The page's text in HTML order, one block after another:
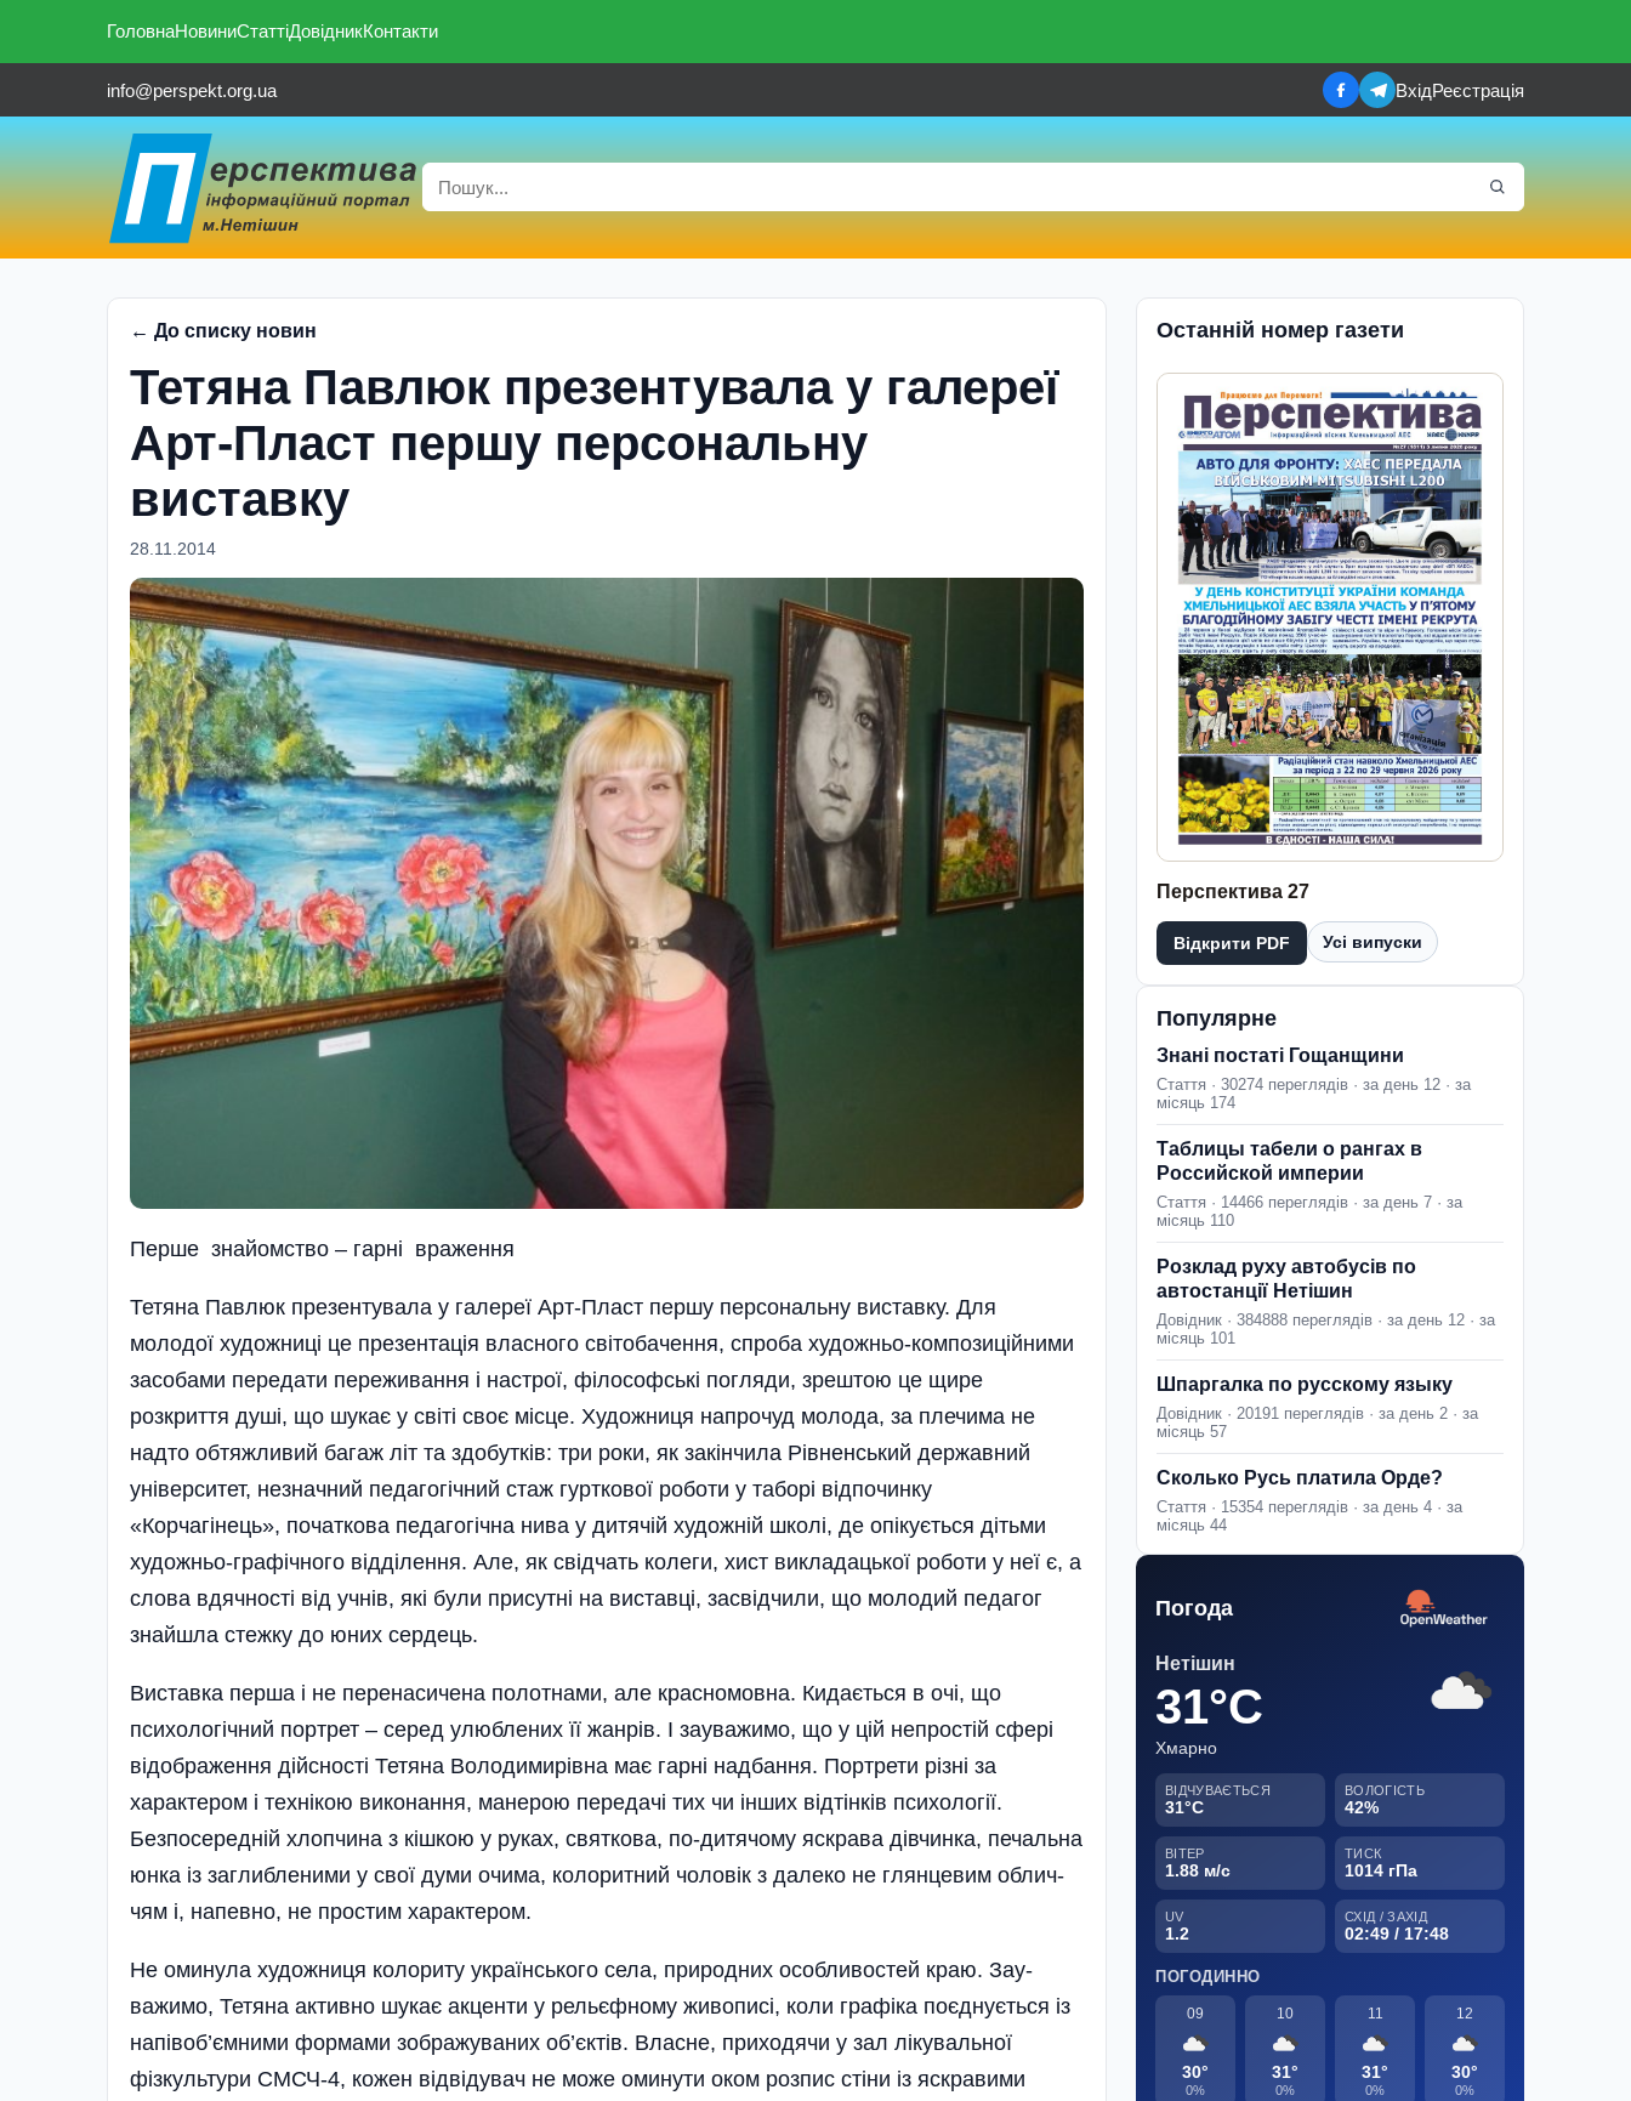
ГоловнаНовиниСтаттіДовідникКонтакти
info@perspekt.org.ua ВхідРеєстрація
← До списку новин
Тетяна Павлюк презентувала у галереї
Арт-Пласт першу персональну
виставку
28.11.2014
Перше знайомство – гарні враження
Тетяна Павлюк презентувала у галереї Арт-Пласт першу персональну виставку. Для
молодої художниці це презентація власного світо­бачення, спроба художньо-композиційними
засобами передати переживання і настрої, філософські погляди, зрештою це щире
розкриття душі, що шукає у світі своє місце. Художниця напрочуд молода, за плечима не
надто обтяжливий багаж літ та здобутків: три роки, як закінчила Рівненський державний
університет, незначний педагогічний стаж гурткової роботи у таборі відпочинку
«Корчагінець», початкова педагогічна нива у дитячій художній школі, де опікується дітьми
художньо-графічного відділення. Але, як свідчать колеги, хист викладацької роботи у неї є, а
слова вдячності від учнів, які були присутні на виставці, засвідчили, що молодий педагог
знайшла стежку до юних сердець.
Виставка перша і не перенасичена полотнами, але красномовна. Кидається в очі, що
психологічний портрет – серед улюблених її жанрів. І зауважимо, що у цій непростій сфері
відображен­ня дійсності Тетяна Володимирівна має гарні надбання. Портрети різні за
характером і техні­кою виконання, манерою передачі тих чи інших відтінків психології.
Безпосередній хлопчина з кішкою у руках, святкова, по-дитячому яскрава дівчинка, печальна
юнка із заглибленими у свої думи очима, колоритний чо­ловік з далеко не глянцевим облич­
чям­ і, напевно, не простим характером.
Не оминула художниця колориту­ українського села, природних особливостей краю. Зау­
важимо, Тетяна актив­но шукає акценти у рельєфному живописі, коли графіка поєднується із
напівоб’ємними формами зображуваних об’єктів. Власне, приходячи у зал лікувальної
фізкультури СМСЧ-4, кожен відвідувач не може оминути оком розпис стіни із яскравими
Останній номер газети
Перспектива 27
Відкрити PDF Усі випуски
Популярне
Знані постаті Гощанщини
Стаття · 30274 переглядів · за день 12 · за
місяць 174
Таблицы табели о рангах в
Российской империи
Стаття · 14466 переглядів · за день 7 · за
місяць 110
Розклад руху автобусів по
автостанції Нетішин
Довідник · 384888 переглядів · за день 12 · за
місяць 101
Шпаргалка по русскому языку
Довідник · 20191 переглядів · за день 2 · за
місяць 57
Сколько Русь платила Орде?
Стаття · 15354 переглядів · за день 4 · за
місяць 44
Погода
Нетішин
31°C
Хмарно
ВІДЧУВАЄТЬСЯ
31°C
ВОЛОГІСТЬ
42%
ВІТЕР
1.88 м/с
ТИСК
1014 гПа
UV
1.2
СХІД / ЗАХІД
02:49 / 17:48
ПОГОДИННО
09
30°
0%
10
31°
0%
11
31°
0%
12
30°
0%